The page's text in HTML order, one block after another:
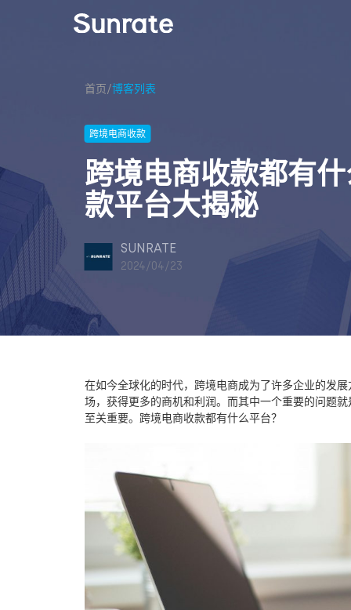
首页/博客列表
跨境电商收款
跨境电商收款都有
款平台大揭秘
SUNRATE
2024/04/23
在如今全球化的时代，跨境电商成为了许多企业的发
场，获得更多的商机和利润。而其中一个重要的问题
至关重要。 跨境电商收款都有什么平台？